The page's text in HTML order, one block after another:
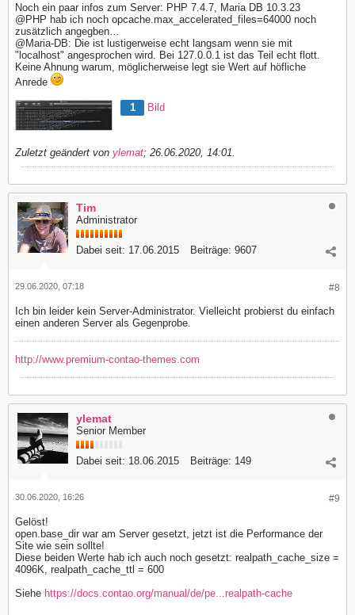
Noch ein paar infos zum Server: PHP 7.4.7, Maria DB 10.3.23
@PHP hab ich noch opcache.max_accelerated_files=64000 noch
zusätzlich angegben…
@Maria-DB: Die ist lustigerweise echt langsam wenn sie mit
"localhost" angesprochen wird. Bei 127.0.0.1 ist das Teil echt flott.
Keine Ahnung warum, möglicherweise legt sie Wert auf höfliche
Anrede
1 Bild
Zuletzt geändert von ylemat; 26.06.2020, 14:01
Tim
Administrator
Dabei seit: 17.06.2015 Beiträge: 9607
#8
29.06.2020, 07:18
Ich bin leider kein Server-Administrator. Vielleicht probierst du einfach
einen anderen Server als Gegenprobe.
http://www.premium-contao-themes.com
ylemat
Senior Member
Dabei seit: 18.06.2015 Beiträge: 149
#9
30.06.2020, 16:26
Gelöst!
open.base_dir war am Server gesetzt, jetzt ist die Performance der
Site wie sein sollte!
Diese beiden Werte hab ich auch noch gesetzt: realpath_cache_size =
4096K, realpath_cache_ttl = 600
Siehe https://docs.contao.org/manual/de/pe...realpath-cache